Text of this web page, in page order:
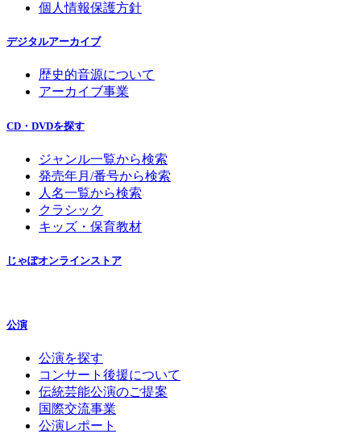
個人情報保護方針
デジタルアーカイブ
歴史的音源について
アーカイブ事業
CD・DVDを探す
ジャンル一覧から検索
発売年月/番号から検索
人名一覧から検索
クラシック
キッズ・保育教材
じゃぽオンラインストア
公演
公演を探す
コンサート後援について
伝統芸能公演のご提案
国際交流事業
公演レポート